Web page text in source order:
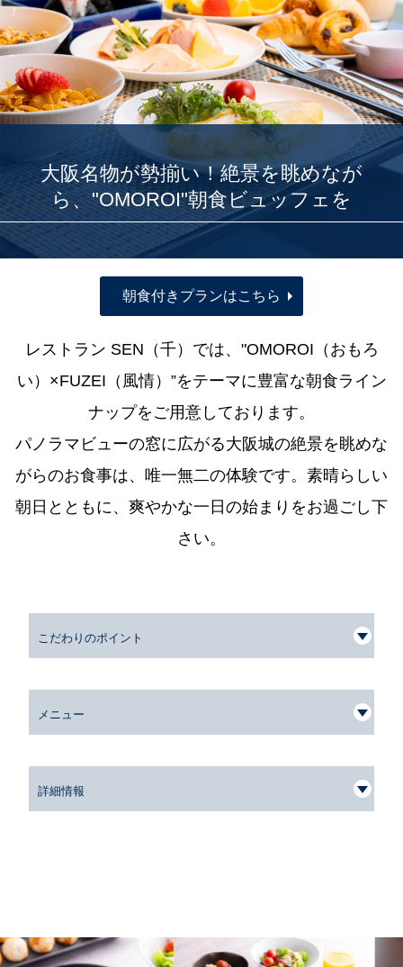
大阪名物が勢揃い！絶景を眺めなが
ら、"OMOROI"朝食ビュッフェを
朝食付きプランはこちら
レストラン SEN（千）では、"OMOROI（おもろ
い）×FUZEI（風情）”をテーマに豊富な朝食ライン
ナップをご用意しております。
パノラマビューの窓に広がる大阪城の絶景を眺めな
がらのお食事は、唯一無二の体験です。素晴らしい
朝日とともに、爽やかな一日の始まりをお過ごし下
さい。
こだわりのポイント
メニュー
詳細情報